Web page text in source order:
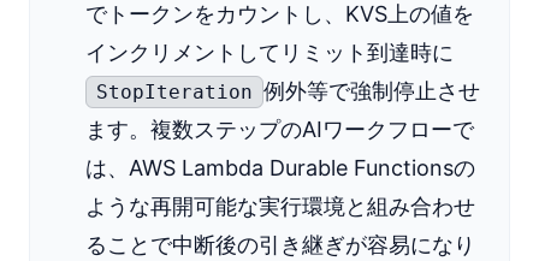
でトークンをカウントし、KVS上の値を
インクリメントしてリミット到達時に
StopIteration 例外等で強制停止させ
ます。複数ステップのAIワークフローで
は、AWS Lambda Durable Functionsの
ような再開可能な実行環境と組み合わせ
ることで中断後の引き継ぎが容易になり